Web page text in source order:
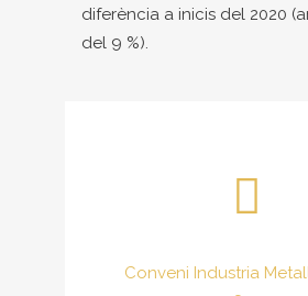
diferència a inicis del 2020
del 9 %).
Conveni Industria